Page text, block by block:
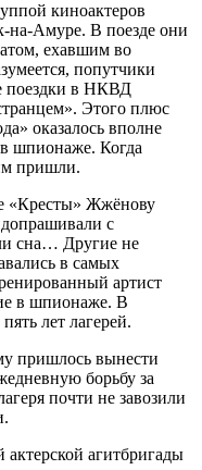
киноактеров
на-Амуре. В поезде они
ехавшим во
попутчики
поездки в НКВД
Этого плюс
оказалось вполне
шпионаже. Когда
пришли.
«Кресты» Жжёнову
с
сна… Другие не
в самых
артист
в шпионаже. В
лет лагерей.
пришлось вынести
борьбу за
почти не завозили
актерской агитбригады